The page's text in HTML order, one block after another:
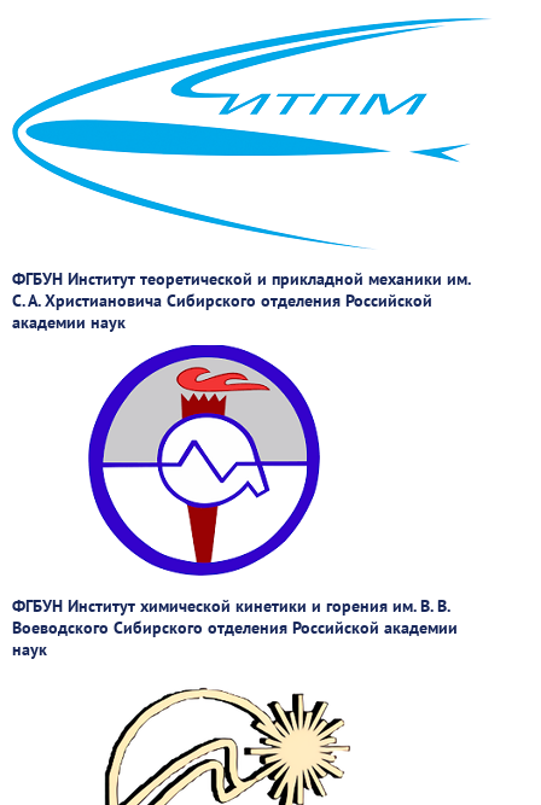
ФГБУН Институт теоретической и прикладной механики им.
С. А. Христиановича Сибирского отделения Российской
академии наук
ФГБУН Институт химической кинетики и горения им. В. В.
Воеводского Сибирского отделения Российской академии
наук